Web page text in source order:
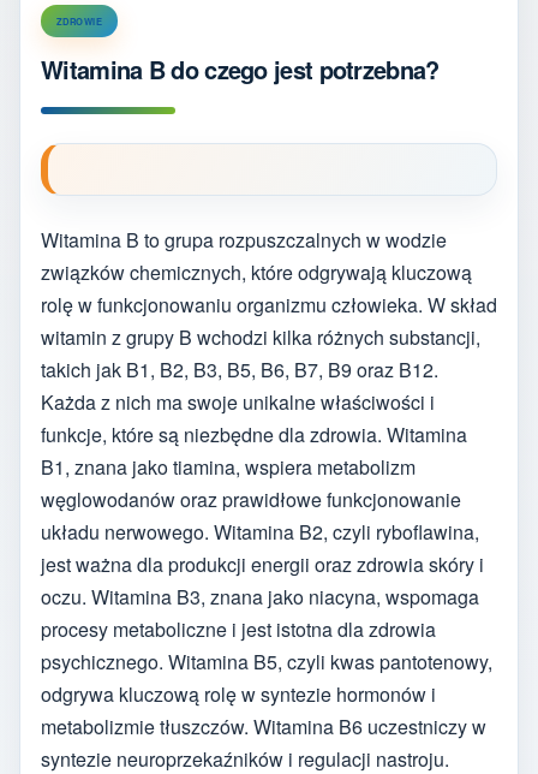
ZDROWIE
Witamina B do czego jest potrzebna?
Witamina B to grupa rozpuszczalnych w wodzie
związków chemicznych, które odgrywają kluczową
rolę w funkcjonowaniu organizmu człowieka. W skład
witamin z grupy B wchodzi kilka różnych substancji,
takich jak B1, B2, B3, B5, B6, B7, B9 oraz B12.
Każda z nich ma swoje unikalne właściwości i
funkcje, które są niezbędne dla zdrowia. Witamina
B1, znana jako tiamina, wspiera metabolizm
węglowodanów oraz prawidłowe funkcjonowanie
układu nerwowego. Witamina B2, czyli ryboflawina,
jest ważna dla produkcji energii oraz zdrowia skóry i
oczu. Witamina B3, znana jako niacyna, wspomaga
procesy metaboliczne i jest istotna dla zdrowia
psychicznego. Witamina B5, czyli kwas pantotenowy,
odgrywa kluczową rolę w syntezie hormonów i
metabolizmie tłuszczów. Witamina B6 uczestniczy w
syntezie neuroprzekaźników i regulacji nastroju.